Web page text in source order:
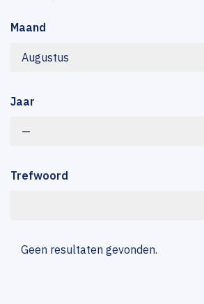
Maand
Augustus
Jaar
—
Trefwoord
Geen resultaten gevonden.